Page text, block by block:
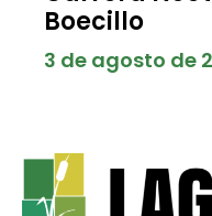
Boecillo
3 de agosto de